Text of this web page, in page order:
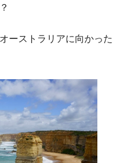
ーストラリアに向かった